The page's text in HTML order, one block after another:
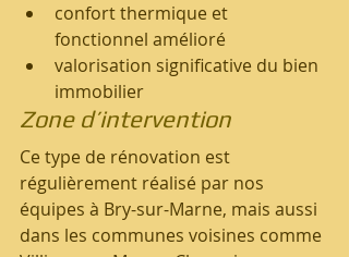
confort thermique et
fonctionnel amélioré
valorisation significative du bien
immobilier
Zone d’intervention
Ce type de rénovation est
régulièrement réalisé par nos
équipes à Bry-sur-Marne, mais aussi
dans les communes voisines comme